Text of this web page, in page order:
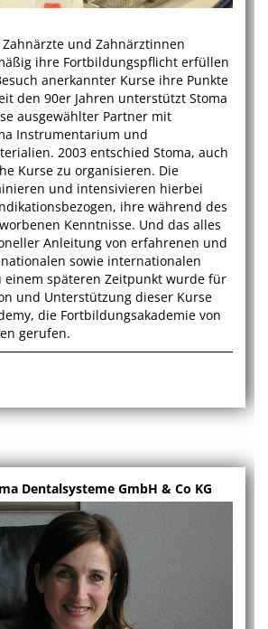
und Zahnärztinnen
ihre Fortbildungspflicht erfüllen
anerkannter Kurse ihre Punkte
den 90er Jahren unterstützt Stoma
ausgewählter Partner mit
Instrumentarium und
2003 entschied Stoma, auch
Kurse zu organisieren. Die
und intensivieren hierbei
ihre während des
Kenntnisse. Und das alles
Anleitung von erfahrenen und
sowie internationalen
einem späteren Zeitpunkt wurde für
und Unterstützung dieser Kurse
die Fortbildungsakademie von
gerufen.
Dentalsysteme GmbH & Co KG